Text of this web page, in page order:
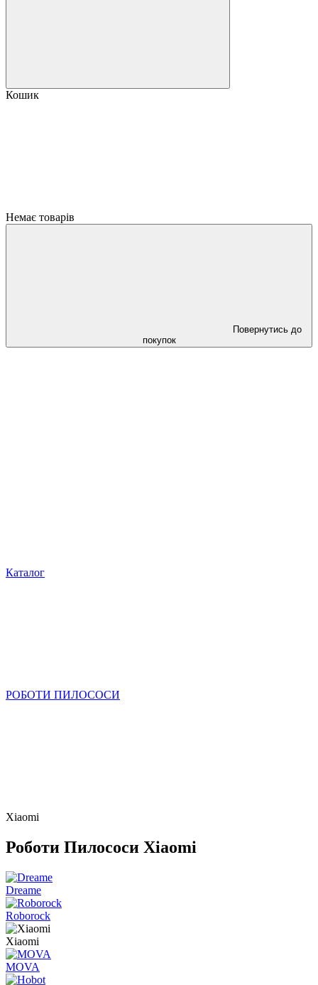
Кошик
Немає товарів
Повернутись до
покупок
Каталог
РОБОТИ ПИЛОСОСИ
Xiaomi
Роботи Пилососи Xiaomi
Dreame
Roborock
Xiaomi
MOVA